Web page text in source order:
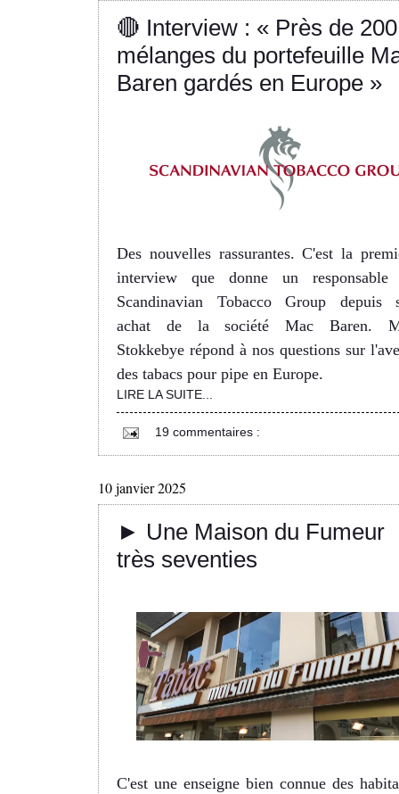
🔴 Interview : « Près de 200
mélanges du portefeuille
Baren gardés en Europe »
Des nouvelles rassurantes. C'est la
interview que donne un responsable
Scandinavian Tobacco Group depuis
achat de la société Mac Baren.
Stokkebye répond à nos questions sur
des tabacs pour pipe en Europe.
LIRE LA SUITE...
19 commentaires :
10 janvier 2025
► Une Maison du Fumeur
très seventies
C'est une enseigne bien connue des